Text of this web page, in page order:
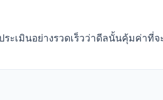
ะเมินอย่างรวดเร็วว่าดีลนั้นคุ้มค่าที่จ